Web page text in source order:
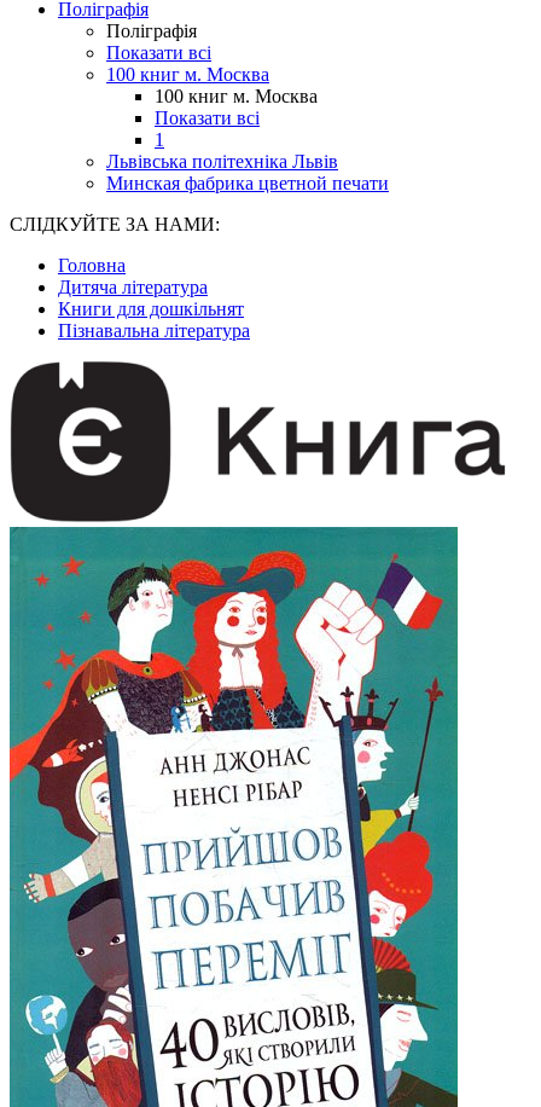
Поліграфія
Поліграфія
Показати всі
100 книг м. Москва
100 книг м. Москва
Показати всі
1
Львівська політехніка Львів
Минская фабрика цветной печати
СЛІДКУЙТЕ ЗА НАМИ:
Головна
Дитяча література
Книги для дошкільнят
Пізнавальна література